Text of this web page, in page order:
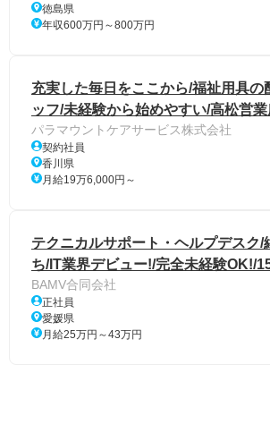
徳島県
年収600万円～800万円
充実した毎日をここから/福祉用具の
ッフ/未経験から始めやすい/高松営
パラマウントケアサービス株式会社
契約社員
香川県
月給19万6,000円～
テクニカルサポート・ヘルプデスク/
ち/IT業界デビュー!/完全未経験OK!/
BAMV合同会社
正社員
愛媛県
月給25万円～43万円